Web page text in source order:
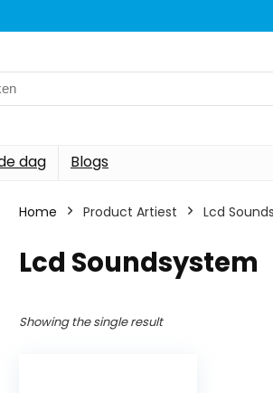
dag Blogs
Home Product Artiest Lcd
Lcd Soundsystem
Showing the single result